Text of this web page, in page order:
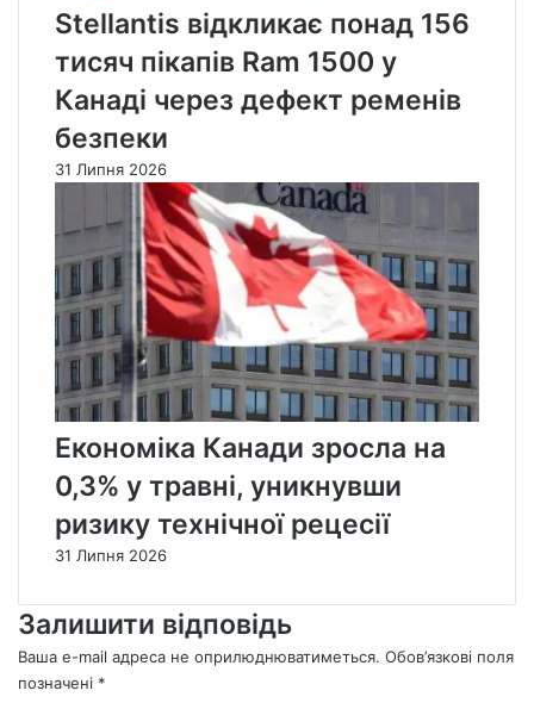
Stellantis відкликає понад 156
тисяч пікапів Ram 1500 у
Канаді через дефект ременів
безпеки
31 Липня 2026
Економіка Канади зросла на
0,3% у травні, уникнувши
ризику технічної рецесії
31 Липня 2026
Залишити відповідь
Ваша e-mail адреса не оприлюднюватиметься. Обов’язкові поля
позначені *